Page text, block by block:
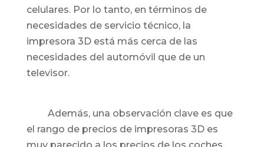
celulares. Por lo tanto, en términos de
necesidades de servicio técnico, la
impresora 3D está más cerca de las
necesidades del automóvil que de un
televisor.
Además, una observación clave es que
el rango de precios de impresoras 3D es